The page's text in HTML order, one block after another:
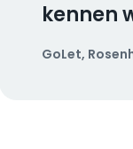
kennen
GoLet,